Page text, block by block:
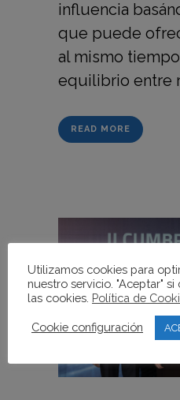
influencia
que puede
al mismo
equilibrio entre
READ MORE
Utilizamos cookies para
nuestro servicio. "Aceptar"
las cookies. Política de
Cookie configuración